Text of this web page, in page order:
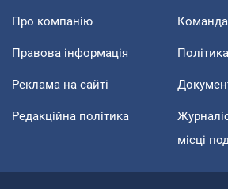
Про компанію Команда
Правова інформація
Реклама на сайті
Редакційна політика
місці